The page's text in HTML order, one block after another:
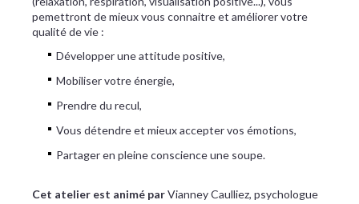
pemettront de mieux vous connaitre et améliorer votre
qualité de vie :
Développer une attitude positive,
Mobiliser votre énergie,
Prendre du recul,
Vous détendre et mieux accepter vos émotions,
Partager en pleine conscience une soupe.
Cet atelier est animé parVianney Caulliez, psychologue